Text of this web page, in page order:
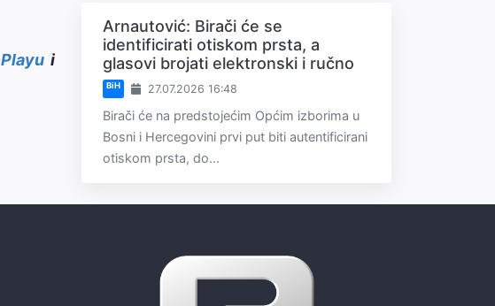
i
Arnautović: Birači će se
identificirati otiskom prsta, a
glasovi brojati elektronski i ručno
BiH 27.07.2026 16:48
Birači će na predstojećim Općim izborima u
Bosni i Hercegovini prvi put biti autentificirani
otiskom prsta, do...